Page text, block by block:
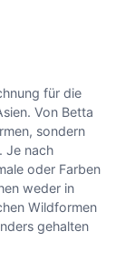
für die
Von Betta
sondern
Je nach
oder Farben
weder in
Wildformen
gehalten